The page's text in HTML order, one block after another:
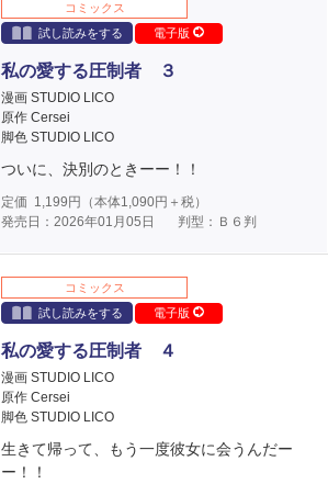
コミックス
試し読みをする
電子版
私の愛する圧制者 ３
漫画 STUDIO LICO
原作 Cersei
脚色 STUDIO LICO
ついに、決別のときーー！！
定価 1,199 円（本体1,090円＋税）
発売日：2026年01月05日
判型：Ｂ６判
コミックス
試し読みをする
電子版
私の愛する圧制者 ４
漫画 STUDIO LICO
原作 Cersei
脚色 STUDIO LICO
生きて帰って、もう一度彼女に会うんだー
ー！！